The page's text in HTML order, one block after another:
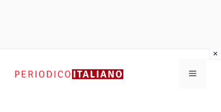
contenuto
Menu